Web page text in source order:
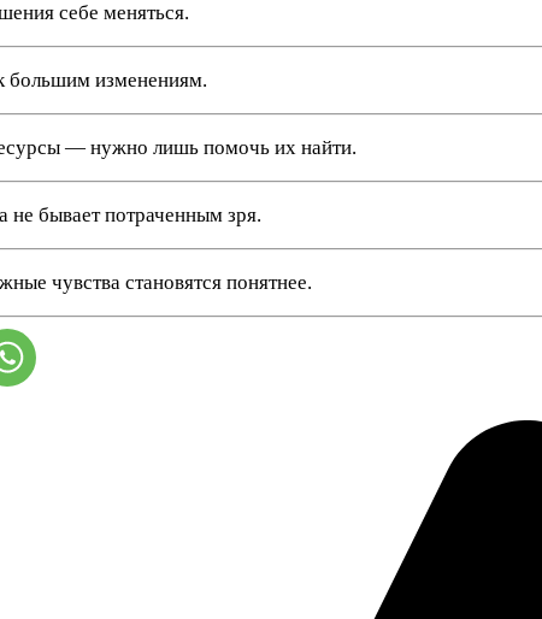
себе меняться.
большим изменениям.
— нужно лишь помочь их найти.
не бывает потраченным зря.
чувства становятся понятнее.